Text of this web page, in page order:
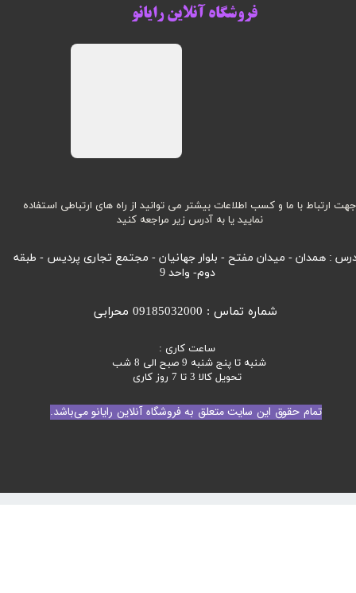
تمام حقوق این سایت متعلق به فروشگاه آنلاین رایانو می‌باشد.
جهت ارتباط با ما و کسب اطلاعات بیشتر می توانید از راه های ارتباطی استفاده
نمایید یا به آدرس زیر مراجعه کنید
: همدان - میدان مفتح - بلوار جهانیان - مجتمع تجاری پردیس - طبقه
دوم- واحد 9
ساعت کاری :
شنبه تا پنج شنبه 9 صبح الی 8 شب
تحویل کالا 3 تا 7 روز کاری
شماره تماس : 09185032000 محرابی
فروشگاه آنلاین رایانو